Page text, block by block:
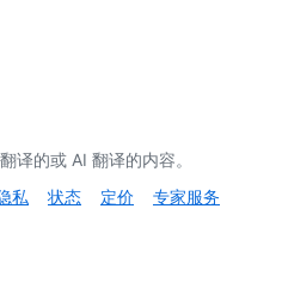
译的或 AI 翻译的内容。
私 状态 定价
专家服务